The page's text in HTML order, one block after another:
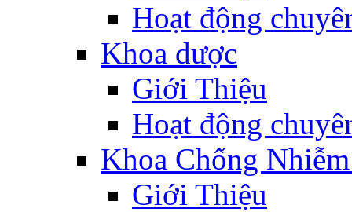
Hoạt động
Khoa dược
Giới Thiệu
Hoạt động
Khoa Chống
Giới Thiệu